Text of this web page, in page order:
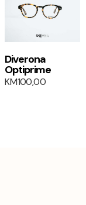
1+1
Diverona
Optiprime
KM100,00